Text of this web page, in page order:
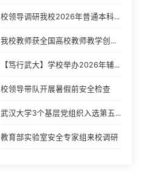
校领导调研我校2026年普通本科...
我校教师获全国高校教师教学创...
【笃行武大】学校举办2026年辅...
校领导带队开展暑假前安全检查
武汉大学3个基层党组织入选第五...
教育部实验室安全专家组来校调研